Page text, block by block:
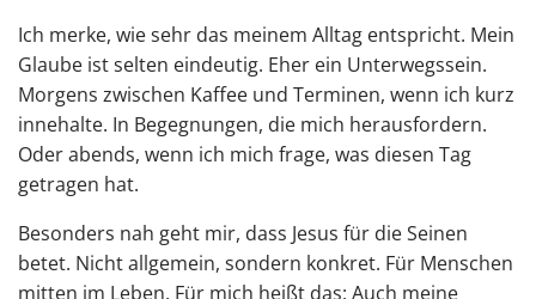
Ich merke, wie sehr das meinem Alltag entspricht. Mein
Glaube ist selten eindeutig. Eher ein Unterwegssein.
Morgens zwischen Kaffee und Terminen, wenn ich kurz
innehalte. In Begegnungen, die mich herausfordern.
Oder abends, wenn ich mich frage, was diesen Tag
getragen hat.
Besonders nah geht mir, dass Jesus für die Seinen
betet. Nicht allgemein, sondern konkret. Für Menschen
mitten im Leben. Für mich heißt das: Auch meine